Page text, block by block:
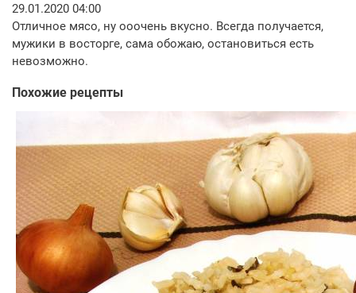
29.01.2020 04:00
Отличное мясо, ну ооочень вкусно. Всегда получается,
мужики в восторге, сама обожаю, остановиться есть
невозможно.
Похожие рецепты